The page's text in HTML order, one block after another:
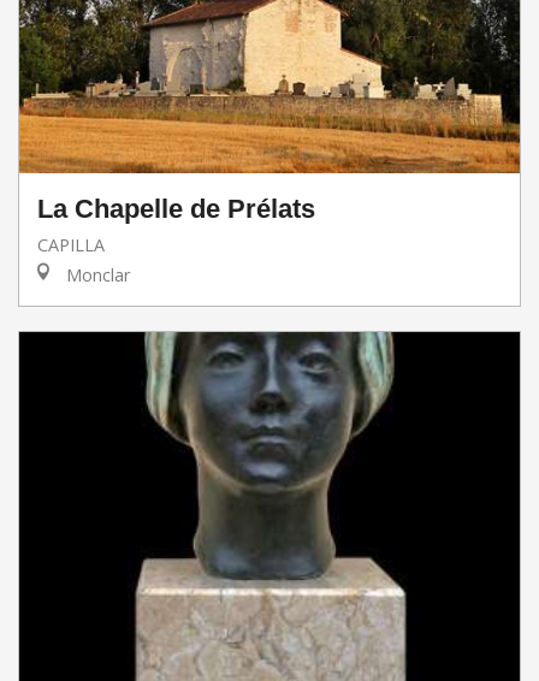
La Chapelle de Prélats
CAPILLA
Monclar